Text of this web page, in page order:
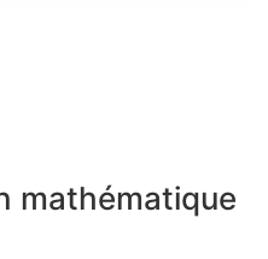
mathématique